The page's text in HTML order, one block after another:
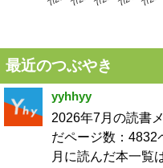
最近のつぶやき
yyhhyy
2026年7月の読書
だページ数：
月に読んだ本一覧